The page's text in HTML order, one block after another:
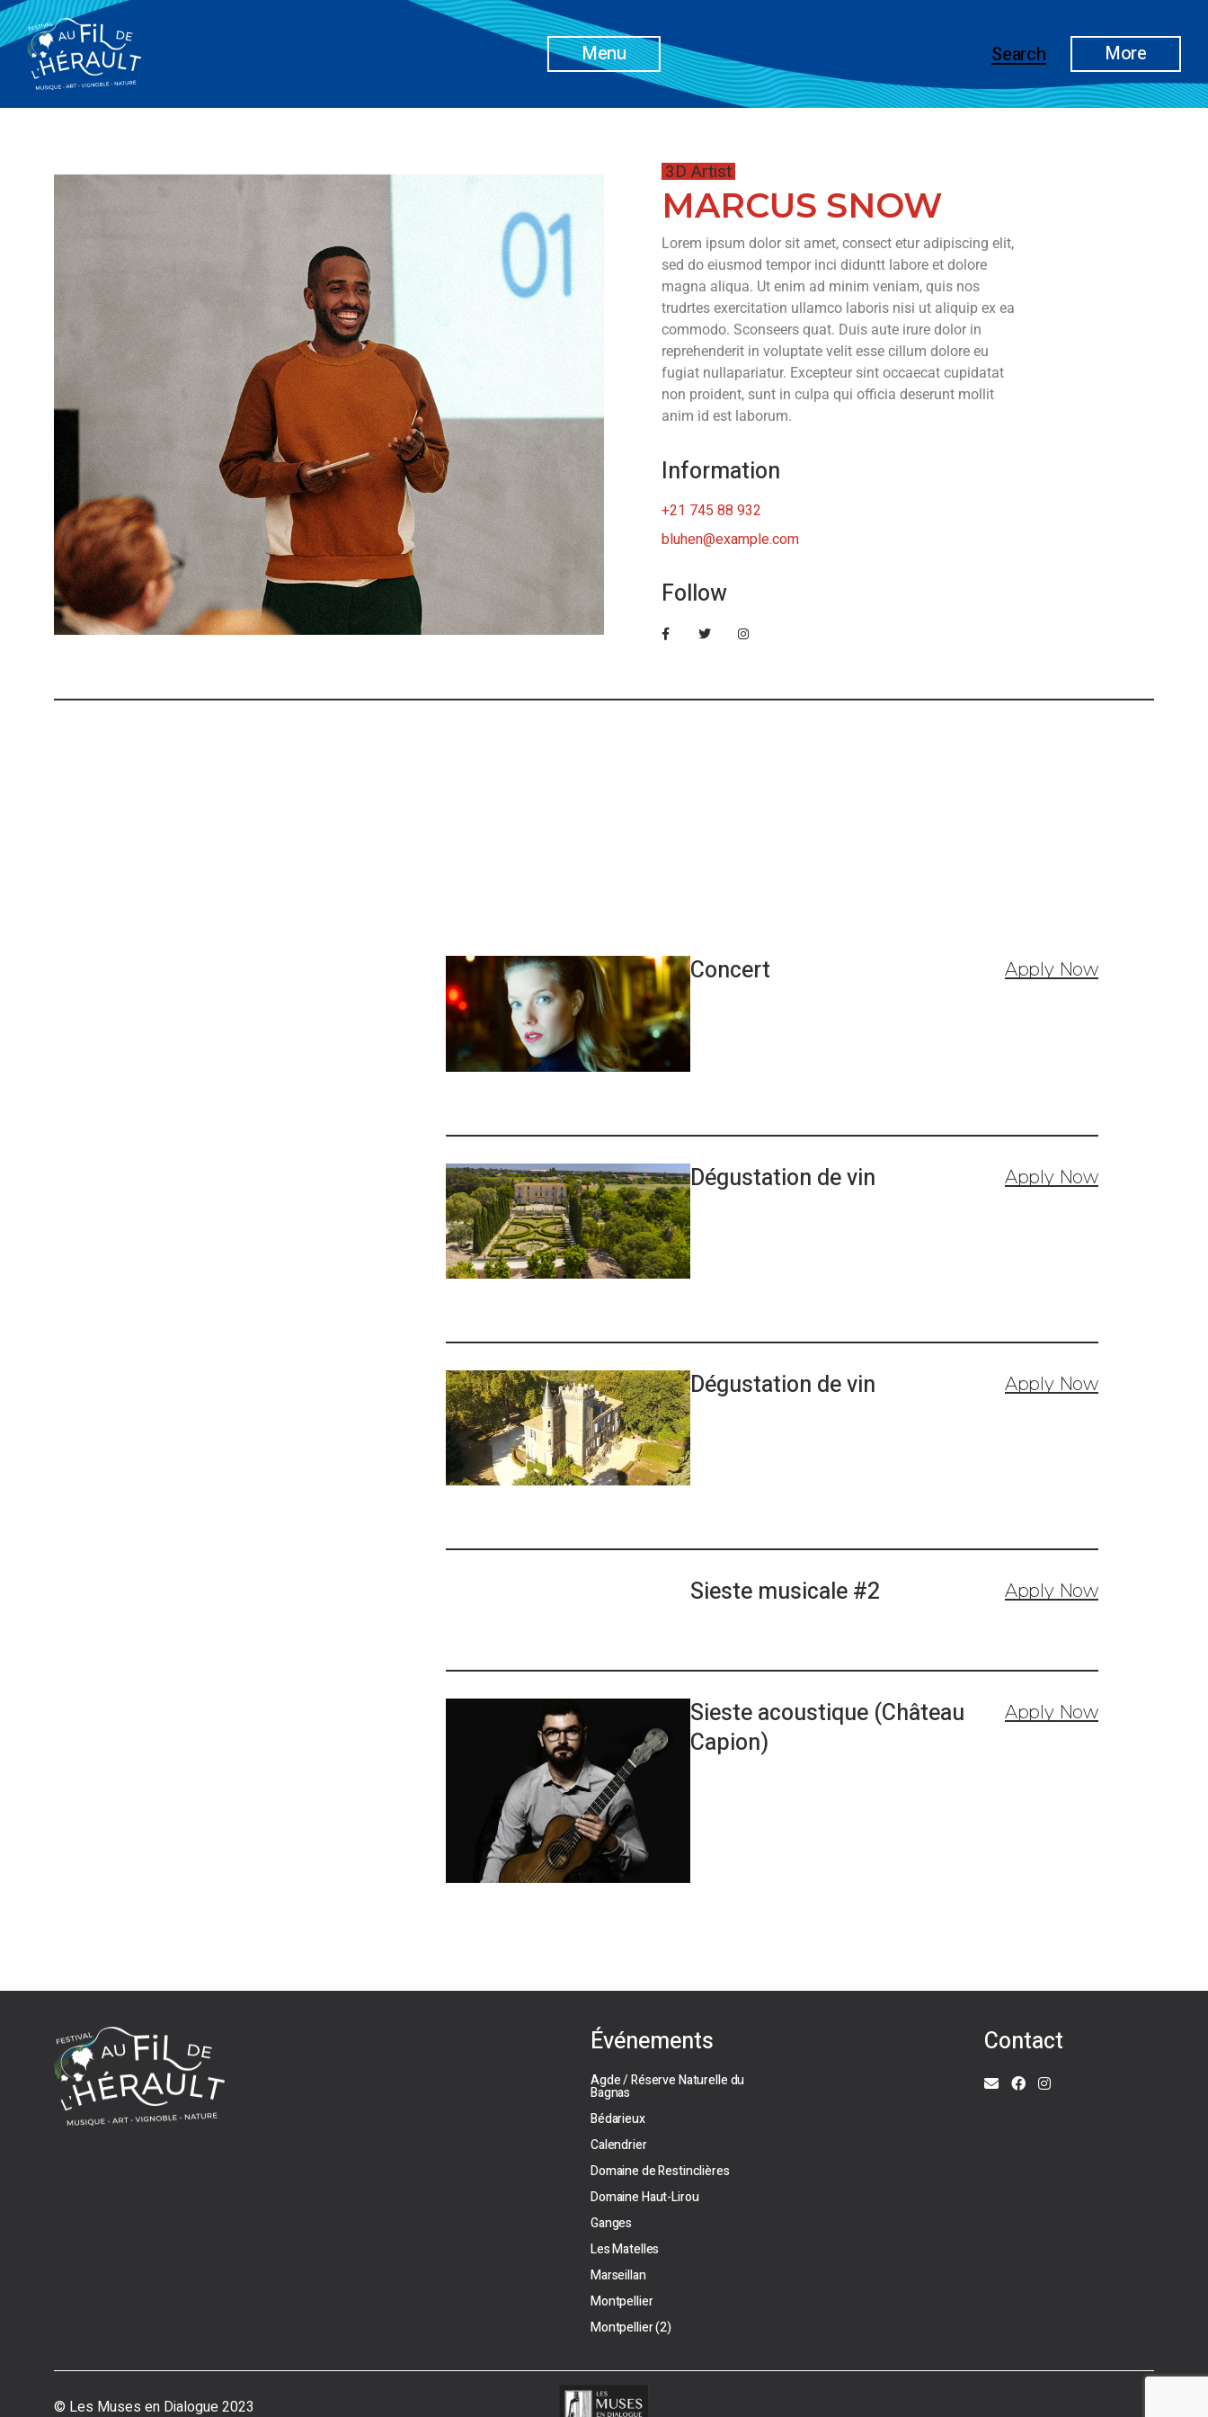
Search More
Menu
3D Artist
MARCUS SNOW
Lorem ipsum dolor sit amet, consect etur adipiscing elit,
sed do eiusmod tempor inci diduntt labore et dolore
magna aliqua. Ut enim ad minim veniam, quis nos
trudrtes exercitation ullamco laboris nisi ut aliquip ex ea
commodo. Sconseers quat. Duis aute irure dolor in
reprehenderit in voluptate velit esse cillum dolore eu
fugiat nullapariatur. Excepteur sint occaecat cupidatat
non proident, sunt in culpa qui officia deserunt mollit
anim id est laborum.
Information
+21 745 88 932
bluhen@example.com
Follow
Concert Apply Now
Dégustation de vin Apply Now
Dégustation de vin Apply Now
Sieste musicale #2 Apply Now
Sieste acoustique (Château
Capion)
Apply Now
Événements
Agde / Réserve Naturelle du
Bagnas
Bédarieux
Calendrier
Domaine de Restinclières
Domaine Haut-Lirou
Ganges
Les Matelles
Marseillan
Montpellier
Montpellier (2)
Contact
© Les Muses en Dialogue 2023